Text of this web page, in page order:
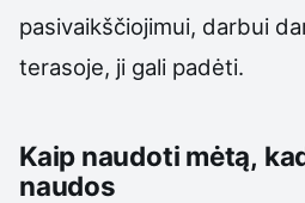
pasivaikščiojimui, darbui
terasoje, ji gali padėti.
Kaip naudoti mėtą,
naudos